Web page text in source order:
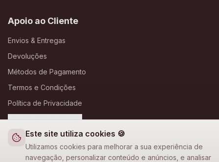
Este site utiliza cookies 🍪
Utilizamos cookies para melhorar a sua experiência de
navegação, personalizar conteúdo e anúncios, e analisar
Apoio ao Cliente
Envios & Entregas
Devoluções
Métodos de Pagamento
Termos e Condições
Política de Privacidade
Definições de Cookies
A Loja Nova